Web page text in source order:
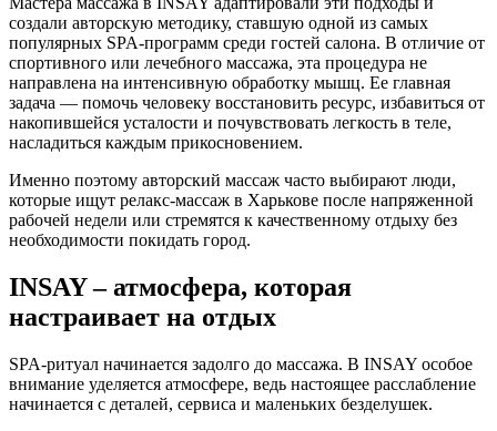
создали авторскую методику, ставшую одной из самых
популярных SPA-программ среди гостей салона. В отличие от
спортивного или лечебного массажа, эта процедура не
направлена на интенсивную обработку мышц. Ее главная
задача — помочь человеку восстановить ресурс, избавиться от
накопившейся усталости и почувствовать легкость в теле,
насладиться каждым прикосновением.
Именно поэтому авторский массаж часто выбирают люди,
которые ищут релакс-массаж в Харькове после напряженной
рабочей недели или стремятся к качественному отдыху без
необходимости покидать город.
INSAY – атмосфера, которая
настраивает на отдых
SPA-ритуал начинается задолго до массажа. В INSAY особое
внимание уделяется атмосфере, ведь настоящее расслабление
начинается с деталей, сервиса и маленьких безделушек.